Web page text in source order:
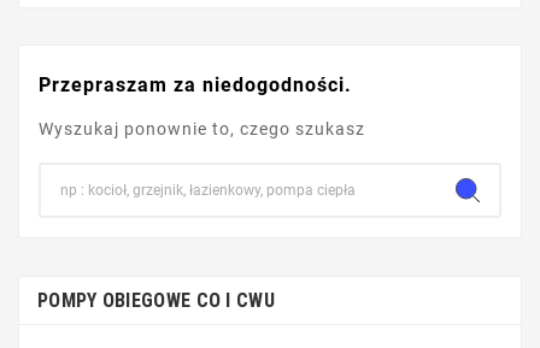
Przepraszam za niedogodności.
Wyszukaj ponownie to, czego szukasz
POMPY OBIEGOWE CO I CWU